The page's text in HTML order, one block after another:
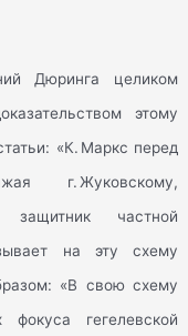
Дюринга целиком
этому
«К. Маркс перед
г. Жуковскому,
частной
на эту схему
«В свою схему
гегелевской